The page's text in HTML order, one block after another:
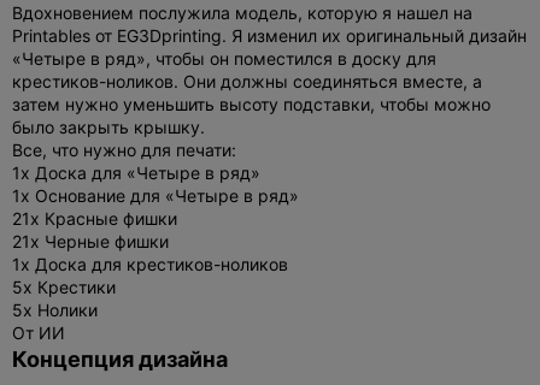
Вдохновением послужила модель, которую я нашел на
Printables от EG3Dprinting. Я изменил их оригинальный дизайн
«Четыре в ряд», чтобы он поместился в доску для
крестиков-ноликов. Они должны соединяться вместе, а
затем нужно уменьшить высоту подставки, чтобы можно
было закрыть крышку.
Все, что нужно для печати:
1x Доска для «Четыре в ряд»
1x Основание для «Четыре в ряд»
21x Красные фишки
21x Черные фишки
1x Доска для крестиков-ноликов
5x Крестики
5x Нолики
От ИИ
Концепция дизайна